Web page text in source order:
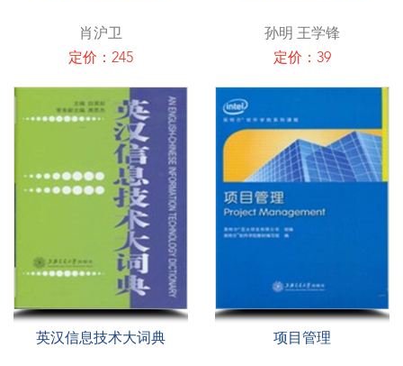
肖沪卫
定价：245
孙明 王学锋
定价：39
英汉信息技术大词典 项目管理